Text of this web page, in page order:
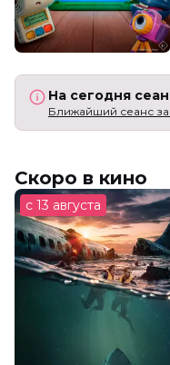
На сегодня
Ближайший сеанс
Скоро в кино
с 13 августа